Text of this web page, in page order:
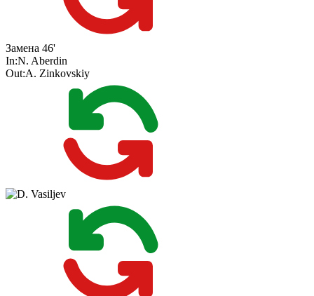
Замена 46'
In:N. Aberdin
Out:A. Zinkovskiy